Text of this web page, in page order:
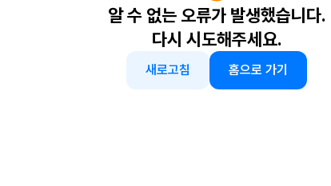
알 수 없는 오류가 발생했습니다.
다시 시도해주세요.
새로고침 홈으로 가기